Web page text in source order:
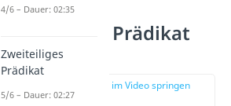
Subjekt und Prädikat
bestimmen
zur Stelle im Video springen
(00:46)
4/6 – Dauer: 02:35
Zweiteiliges
Prädikat
5/6 – Dauer: 02:27